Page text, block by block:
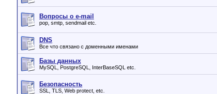
Вопросы о e-mail
pop, smtp, sendmail etc.
DNS
Все что связано с доменными именами
Базы данных
MySQL, PostgreSQL, InterBaseSQL etc.
Безопасность
SSL, TLS, Web protect, etc.